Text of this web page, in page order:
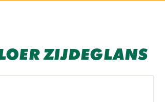
ZIJDEGLANS